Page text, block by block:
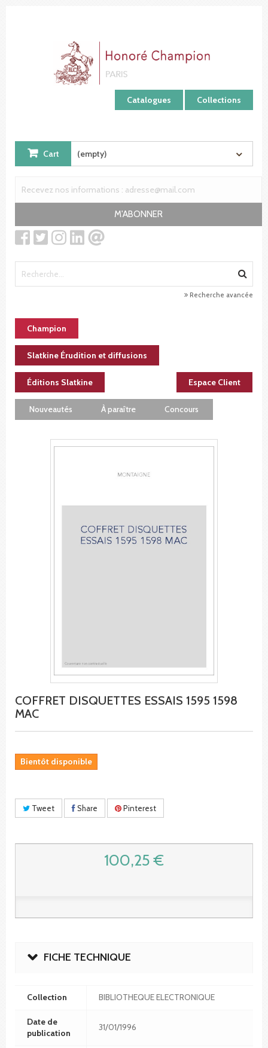
Catalogues Collections
Cart (empty)
M'ABONNER
Recherche avancée
Champion
Slatkine Érudition et diffusions
Éditions Slatkine Espace Client
Nouveautés À paraître Concours
COFFRET DISQUETTES ESSAIS 1595 1598
MAC
Bientôt disponible
Tweet Share Pinterest
100,25 €
FICHE TECHNIQUE
Collection BIBLIOTHEQUE ELECTRONIQUE
Date de
publication
31/01/1996